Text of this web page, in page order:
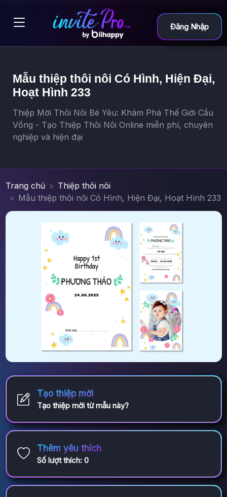
Đăng Nhập
Mẫu thiệp thôi nôi Có Hình, Hiện Đại,
Hoạt Hình 233
Thiệp Mời Thôi Nôi Bé Yêu: Khám Phá Thế Giới Cầu
Vồng - Tạo Thiệp Thôi Nôi Online miễn phí, chuyên
nghiệp và hiện đại
Trang chủ
Thiệp thôi nôi
Mẫu thiệp thôi nôi Có Hình, Hiện Đại, Hoạt Hình 233
Tạo thiệp mời
Tạo thiệp mời từ mẫu này?
Thêm yêu thích
Số lượt thích: 0